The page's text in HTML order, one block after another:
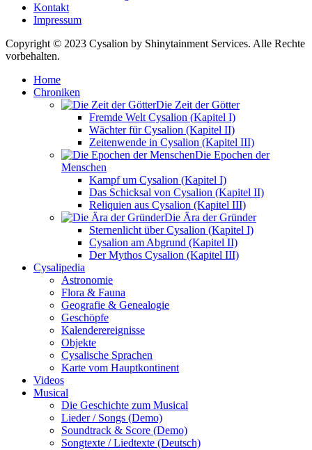
Kontakt
Impressum
Copyright © 2023 Cysalion by Shinytainment Services. Alle Rechte
vorbehalten.
Home
Chroniken
Die Zeit der Götter
Fremde Welt Cysalion (Kapitel I)
Wächter für Cysalion (Kapitel II)
Zeitenwende in Cysalion (Kapitel III)
Die Epochen der
Menschen
Kampf um Cysalion (Kapitel I)
Das Schicksal von Cysalion (Kapitel II)
Reliquien aus Cysalion (Kapitel III)
Die Ära der Gründer
Sternenlicht über Cysalion (Kapitel I)
Cysalion am Abgrund (Kapitel II)
Der Mythos Cysalion (Kapitel III)
Cysalipedia
Astronomie
Flora & Fauna
Geografie & Genealogie
Geschöpfe
Kalenderereignisse
Objekte
Cysalische Sprachen
Karte vom Hauptkontinent
Videos
Musical
Die Geschichte zum Musical
Lieder / Songs (Demo)
Soundtrack & Score (Demo)
Songtexte / Liedtexte (Deutsch)